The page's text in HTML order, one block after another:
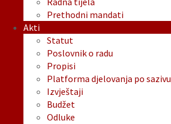
Prethodni mandati
Akti
Statut
Poslovnik o radu
Propisi
Platforma djelovanja po sazivu
Izvještaji
Budžet
Odluke